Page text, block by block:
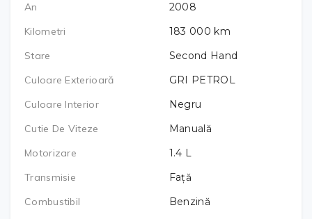
An
2008
Kilometri
183 000 km
Stare
Second Hand
Culoare Exterioară
GRI PETROL
Culoare Interior
Negru
Cutie De Viteze
Manuală
Motorizare
1.4 L
Transmisie
Față
Combustibil
Benzină